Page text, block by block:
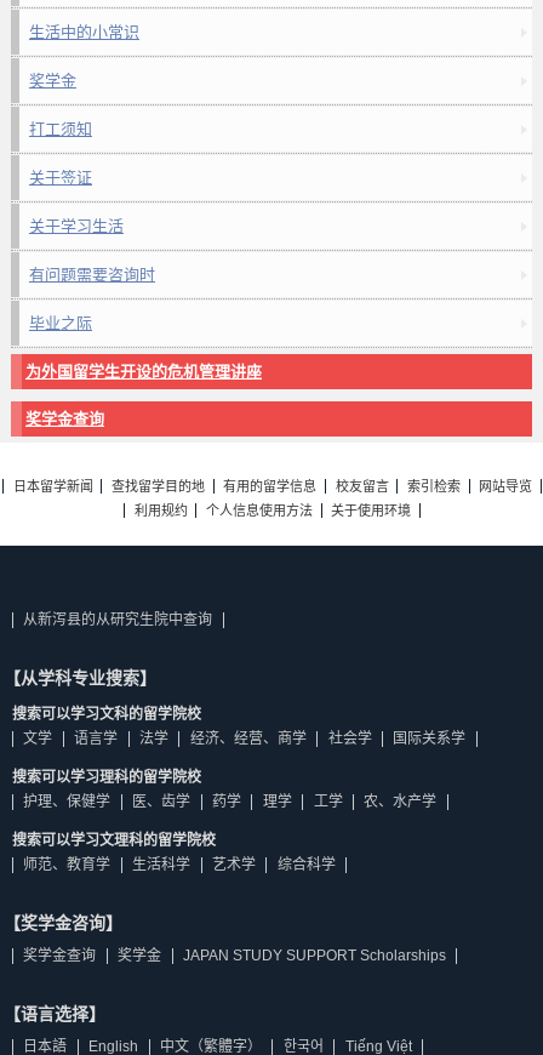
生活中的小常识
奖学金
打工须知
关于签证
关于学习生活
有问题需要咨询时
毕业之际
为外国留学生开设的危机管理讲座
奖学金查询
日本留学新闻 查找留学目的地 有用的留学信息 校友留言 索引检索
网站导览
利用规约
个人信息使用方法 关于使用环境
从新泻县的从研究生院中查询
【从学科专业搜索】
搜索可以学习文科的留学院校
文学
语言学 法学 经济、经营、商学 社会学 国际关系学
搜索可以学习理科的留学院校
护理、保健学
医、齿学 药学 理学 工学 农、水产学
搜索可以学习文理科的留学院校
师范、教育学
生活科学 艺术学 综合科学
【奖学金咨询】
奖学金查询 奖学金 JAPAN STUDY SUPPORT Scholarships
【语言选择】
日本語 English 中文（繁體字） 한국어 Tiếng Việt